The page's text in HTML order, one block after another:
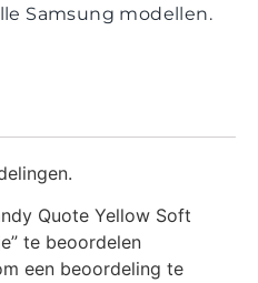
Samsung modellen.
Quote Yellow Soft
te beoordelen
een beoordeling te